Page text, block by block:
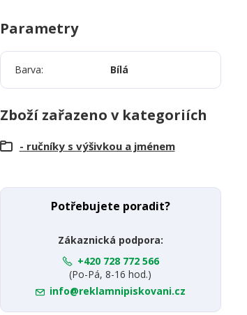
Parametry
Barva Bílá
Zboží zařazeno v kategoriích
- ručníky s výšivkou a jménem
Potřebujete poradit?
Zákaznická podpora:
+420 728 772 566
(Po-Pá, 8-16 hod.)
info@reklamnipiskovani.cz